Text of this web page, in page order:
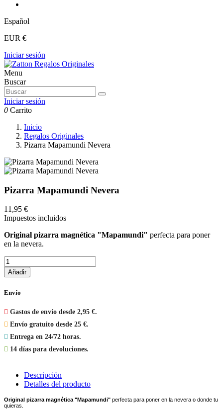
Español
EUR €
Iniciar sesión
Menu
Buscar
Iniciar sesión
0 Carrito
Inicio
Regalos Originales
Pizarra Mapamundi Nevera
Pizarra Mapamundi Nevera
11,95 €
Impuestos incluidos
Original pizarra magnética "Mapamundi" perfecta para poner
en la nevera.
Añadir
Envío
 Gastos de envío desde 2,95 €.
 Envío gratuito desde 25 €.
 Entrega en 24/72 horas.
 14 días para devoluciones.
Descripción
Detalles del producto
Original pizarra magnética "Mapamundi" perfecta para poner en la nevera o donde tu
quieras.